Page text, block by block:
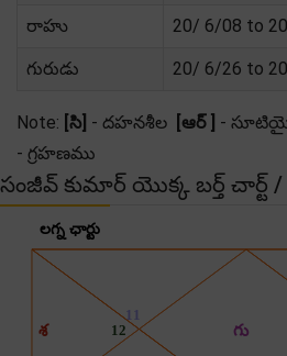
రాహు 20/ 6/08 to
గురుడు 20/ 6/26 to
Note: [సి] - దహనశీల [ఆర్ ] -
- గ్రహణము
సంజీవ్ కుమార్ యొక్క బర్త్ చార్ట్ /